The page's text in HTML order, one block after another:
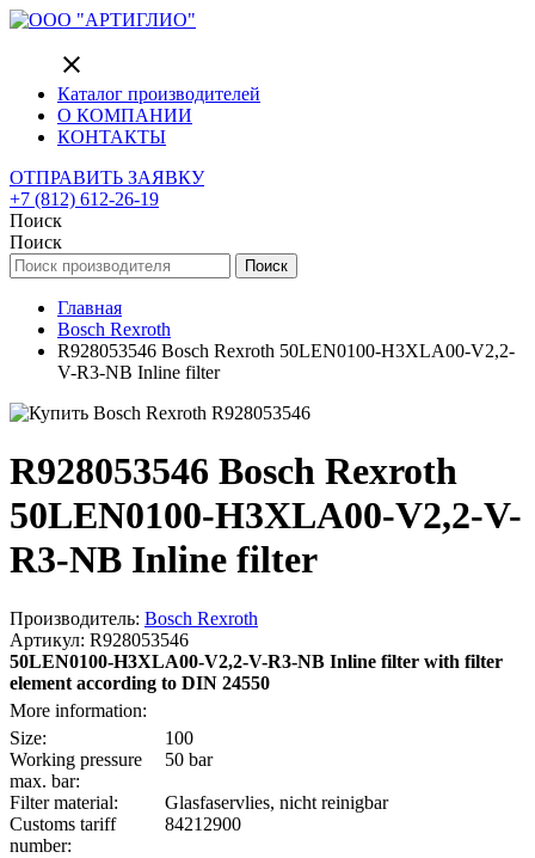
close
Каталог производителей
О КОМПАНИИ
КОНТАКТЫ
ОТПРАВИТЬ ЗАЯВКУ
+7 (812) 612-26-19
Поиск
Поиск
Поиск
Главная
Bosch Rexroth
R928053546 Bosch Rexroth 50LEN0100-H3XLA00-V2,2-
V-R3-NB Inline filter
R928053546 Bosch Rexroth
50LEN0100-H3XLA00-V2,2-V-
R3-NB Inline filter
Производитель: Bosch Rexroth
Артикул: R928053546
50LEN0100-H3XLA00-V2,2-V-R3-NB Inline filter with filter
element according to DIN 24550
More information:
Size:
100
Working pressure
max. bar:
50 bar
Filter material:
Glasfaservlies, nicht reinigbar
Customs tariff
number:
84212900